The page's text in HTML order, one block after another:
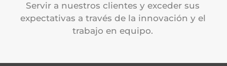
Servir a nuestros clientes y exceder sus
expectativas a través de la innovación y el
trabajo en equipo.